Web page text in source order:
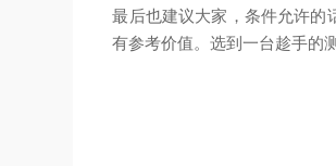
最后也建议大家，条件允许的
有参考价值。选到一台趁手的